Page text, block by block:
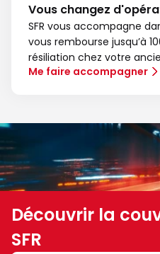
Vous changez
SFR vous accompagne
vous rembourse jusqu’à
résiliation chez votre
Me faire accompagner
Découvrir la
SFR